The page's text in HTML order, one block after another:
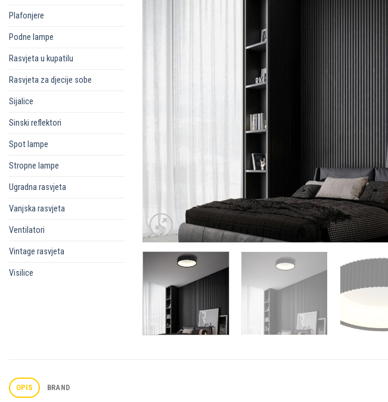
Plafonjere
Podne lampe
Rasvjeta u kupatilu
Rasvjeta za djecije sobe
Sijalice
Sinski reflektori
Spot lampe
Stropne lampe
Ugradna rasvjeta
Vanjska rasvjeta
Ventilatori
Vintage rasvjeta
Visilice
OPIS BRAND